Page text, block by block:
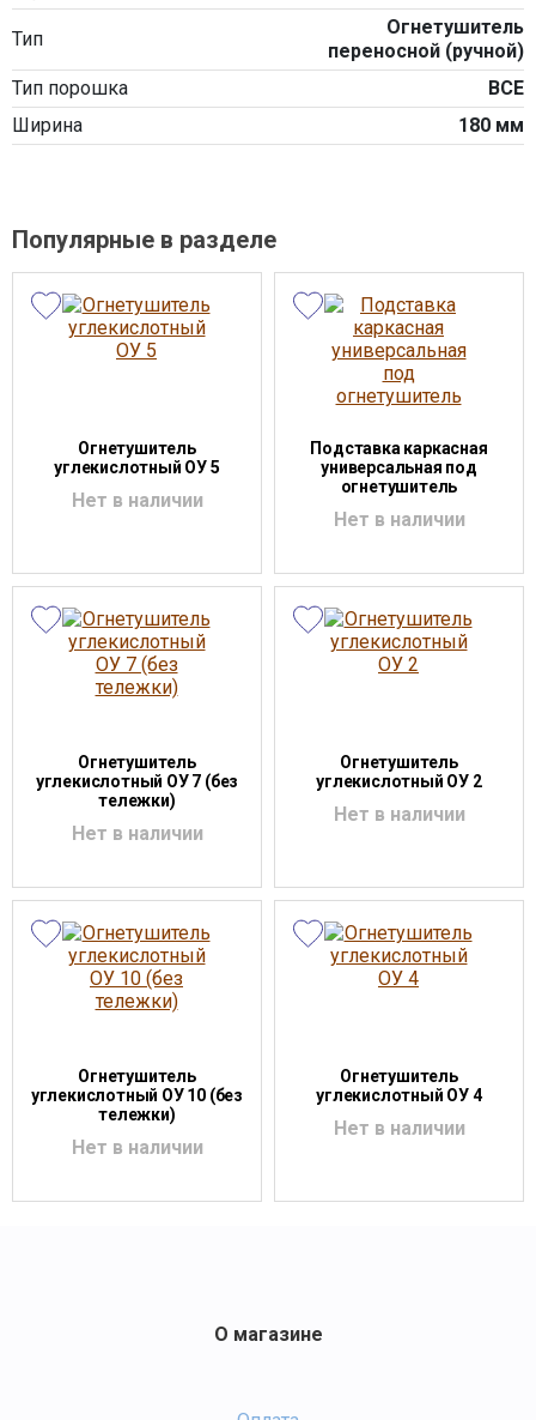
Тип
Огнетушитель
переносной (ручной)
Тип порошка
ВСЕ
Ширина
180 мм
Популярные в разделе
Огнетушитель
углекислотный ОУ 5
Нет в наличии
Подставка каркасная
универсальная под
огнетушитель
Нет в наличии
Огнетушитель
углекислотный ОУ 7 (без
тележки)
Нет в наличии
Огнетушитель
углекислотный ОУ 2
Нет в наличии
Огнетушитель
углекислотный ОУ 10 (без
тележки)
Нет в наличии
Огнетушитель
углекислотный ОУ 4
Нет в наличии
О магазине